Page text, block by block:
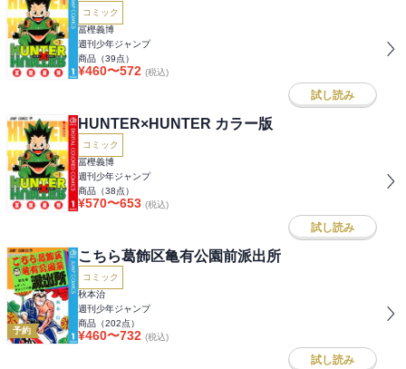
コミック
冨樫義博
週刊少年ジャンプ
商品（39点）
¥460〜572 (税込)
試し読み
HUNTER×HUNTER カラー版
コミック
冨樫義博
週刊少年ジャンプ
商品（38点）
¥570〜653 (税込)
試し読み
予約
こちら葛飾区亀有公園前派出所
コミック
秋本治
週刊少年ジャンプ
商品（202点）
¥460〜732 (税込)
試し読み